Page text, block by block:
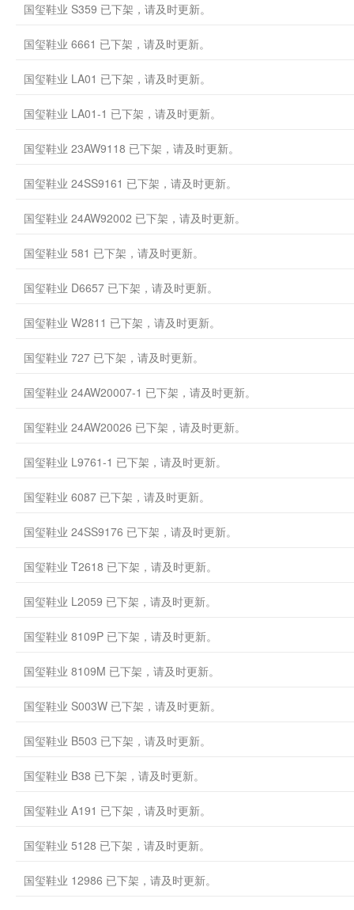
国玺鞋业 S359 已下架，请及时更新。
国玺鞋业 6661 已下架，请及时更新。
国玺鞋业 LA01 已下架，请及时更新。
国玺鞋业 LA01-1 已下架，请及时更新。
国玺鞋业 23AW9118 已下架，请及时更新。
国玺鞋业 24SS9161 已下架，请及时更新。
国玺鞋业 24AW92002 已下架，请及时更新。
国玺鞋业 581 已下架，请及时更新。
国玺鞋业 D6657 已下架，请及时更新。
国玺鞋业 W2811 已下架，请及时更新。
国玺鞋业 727 已下架，请及时更新。
国玺鞋业 24AW20007-1 已下架，请及时更新。
国玺鞋业 24AW20026 已下架，请及时更新。
国玺鞋业 L9761-1 已下架，请及时更新。
国玺鞋业 6087 已下架，请及时更新。
国玺鞋业 24SS9176 已下架，请及时更新。
国玺鞋业 T2618 已下架，请及时更新。
国玺鞋业 L2059 已下架，请及时更新。
国玺鞋业 8109P 已下架，请及时更新。
国玺鞋业 8109M 已下架，请及时更新。
国玺鞋业 S003W 已下架，请及时更新。
国玺鞋业 B503 已下架，请及时更新。
国玺鞋业 B38 已下架，请及时更新。
国玺鞋业 A191 已下架，请及时更新。
国玺鞋业 5128 已下架，请及时更新。
国玺鞋业 12986 已下架，请及时更新。